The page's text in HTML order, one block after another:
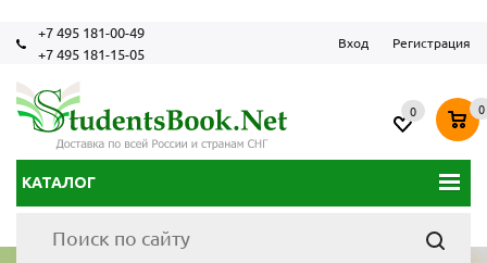
+7 495 181-00-49
+7 495 181-15-05
Вход Регистрация
КАТАЛОГ
0 0